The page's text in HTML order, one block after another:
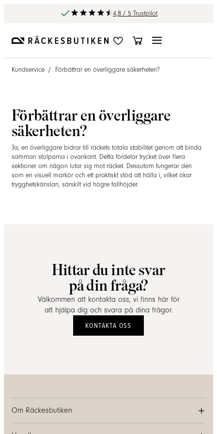
4,8 / 5 Trustpilot
Kundservice / Förbättrar en överliggare säkerheten?
Förbättrar en överliggare
säkerheten?
Ja, en överliggare bidrar till räckets totala stabilitet genom att binda
samman stolparna i ovankant. Detta fördelar trycket över flera
sektioner om någon lutar sig mot räcket. Dessutom fungerar den
som en visuell markör och ett praktiskt stöd att hålla i, vilket ökar
trygghetskänslan, särskilt vid högre fallhöjder.
Hittar du inte svar
på din fråga?
Välkommen att kontakta oss, vi finns här för
att hjälpa dig och svara på dina frågor.
KONTAKTA OSS
Om Räckesbutiken